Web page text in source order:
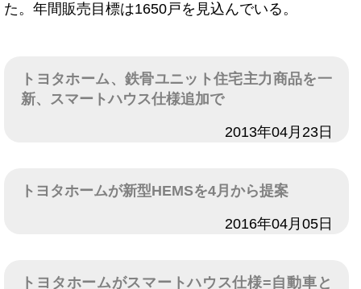
た。年間販売目標は1650戸を見込んでいる。
トヨタホーム、鉄骨ユニット住宅主力商品を一
新、スマートハウス仕様追加で
2013年04月23日
トヨタホームが新型HEMSを4月から提案
2016年04月05日
トヨタホームがスマートハウス仕様=自動車と